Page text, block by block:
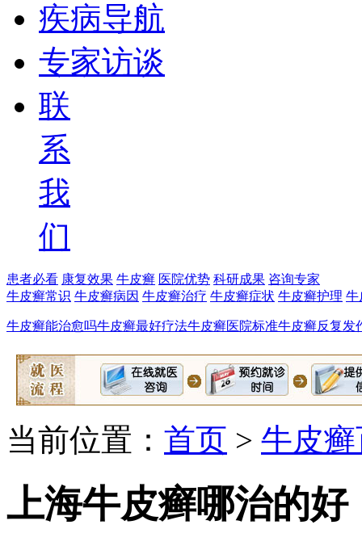
疾病导航
专家访谈
联
系
我
们
患者必看 康复效果 牛皮癣 医院优势 科研成果 咨询专家
牛皮癣常识 牛皮癣病因 牛皮癣治疗 牛皮癣症状 牛皮癣护理 牛
牛皮癣能治愈吗牛皮癣最好疗法牛皮癣医院标准牛皮癣反复发
当前位置： 首页 > 牛皮
上海牛皮癣哪治的好